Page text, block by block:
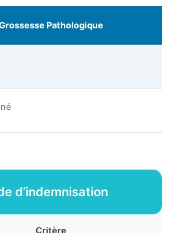
Pathologique
d’indemnisation
Critère